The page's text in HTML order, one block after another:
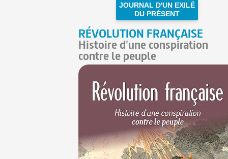
JOURNAL D'UN EXILÉ
DU PRÉSENT
RÉVOLUTION FRANÇAISE
Histoire d'une conspiration
contre le peuple